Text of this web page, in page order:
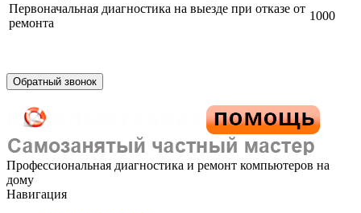
Первоначальная диагностика на выезде при отказе от
ремонта
1000
Обратный звонок
Профессиональная диагностика и ремонт компьютеров на
дому
Навигация